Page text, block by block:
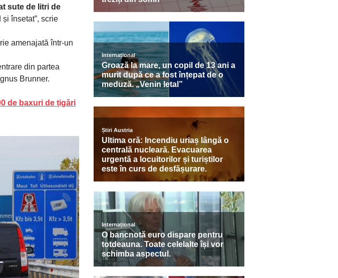
sute de litri de
și însetat”, scrie
amenajată într-un
din partea
Brunner.
de baxuri de țigări